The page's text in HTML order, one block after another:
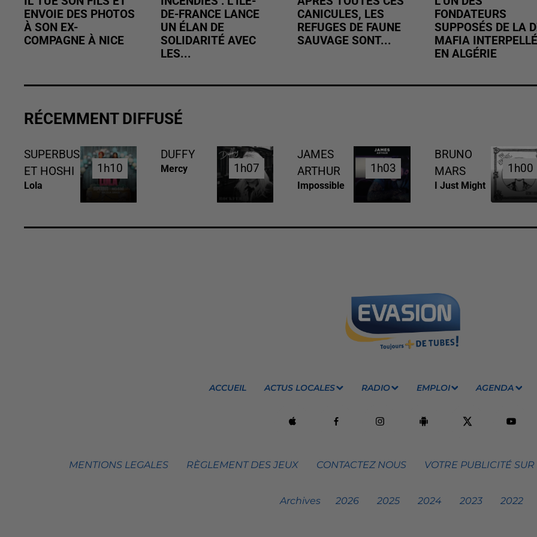
ENVOIE DES PHOTOS
À SON EX-
COMPAGNE À NICE
DE-FRANCE LANCE
UN ÉLAN DE
SOLIDARITÉ AVEC
LES...
CANICULES, LES
REFUGES DE FAUNE
SAUVAGE SONT...
FONDATEURS
SUPPOSÉS DE LA
MAFIA INTERPELLÉ
EN ALGÉRIE
RÉCEMMENT DIFFUSÉ
SUPERBUS
ET HOSHI
Lola
1h10
1h10
DUFFY
Mercy 1h07
1h07
JAMES
ARTHUR
Impossible
1h03
1h03
BRUNO
MARS
I Just Might
1h00
1h00
ACCUEIL ACTUS LOCALES RADIO EMPLOI AGENDA
MENTIONS LEGALES RÈGLEMENT DES JEUX CONTACTEZ NOUS VOTRE PUBLICITÉ
Archives 2026 2025 2024 2023 2022